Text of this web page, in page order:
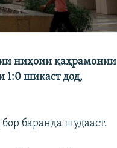
ниҳоии қаҳрамонии
1:0 шикаст дод,
баранда шудааст.